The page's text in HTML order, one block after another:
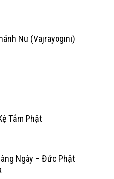
Nữ (Vajrayoginī)
Tắm Phật
Ngày – Đức Phật